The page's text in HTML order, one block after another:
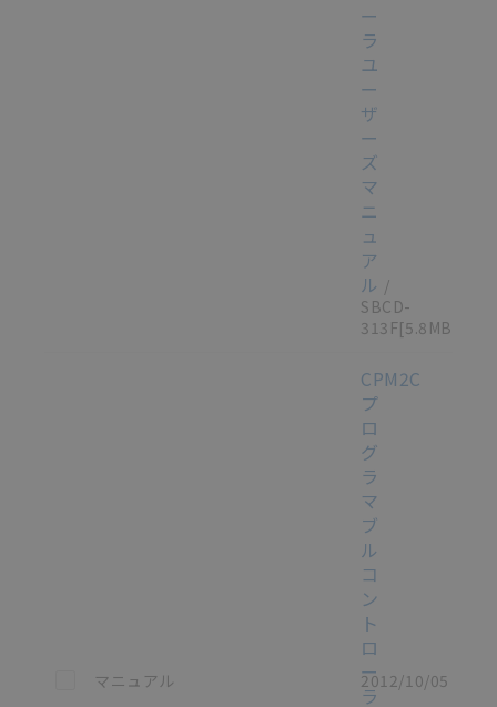
ー
ラ
ユ
ー
ザ
ー
ズ
マ
ニ
ュ
ア
ル /
SBCD-
313F[5.8MB]
この資料を選択
マニュアル
CPM2C
プ
ロ
グ
ラ
マ
ブ
ル
コ
ン
ト
ロ
ー
ラ
2012/10/05